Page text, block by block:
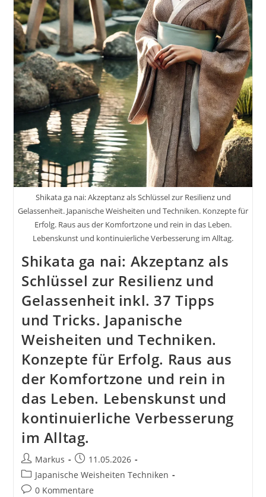
Shikata ga nai: Akzeptanz als Schlüssel zur Resilienz und
Gelassenheit. Japanische Weisheiten und Techniken. Konzepte für
Erfolg. Raus aus der Komfortzone und rein in das Leben.
Lebenskunst und kontinuierliche Verbesserung im Alltag.
Shikata ga nai: Akzeptanz als
Schlüssel zur Resilienz und
Gelassenheit inkl. 37 Tipps
und Tricks. Japanische
Weisheiten und Techniken.
Konzepte für Erfolg. Raus aus
der Komfortzone und rein in
das Leben. Lebenskunst und
kontinuierliche Verbesserung
im Alltag.
Beitrags-
Autor:
Markus
Beitrag
veröffentlicht:
11.05.2026
Beitrags-
Kategorie:
Japanische Weisheiten Techniken
Beitrags-
0 Kommentare